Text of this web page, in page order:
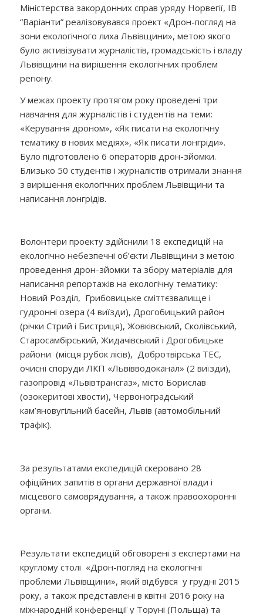
Міністерства закордонних справ уряду Норвегії, ІВ
“Варіанти” реалізовувався проект «Дрон-погляд на
зони екологічного лиха Львівщини», метою якого
було активізувати журналістів, громадськість і владу
Львівщини на вирішення екологічних проблем
регіону.
У межах проекту протягом року проведені три
навчання для журналістів і студентів на теми:
«Керування дроном», «Як писати на екологічну
тематику в нових медіях», «Як писати лонгріди».
Було підготовлено 6 операторів дрон-зйомки.
Близько 50 студентів і журналістів отримали знання
з вирішення екологічних проблем Львівщини та
написання лонгрідів.
Волонтери проекту здійснили 18 експедицій на
екологічно небезпечні об’єкти Львівщини з метою
проведення дрон-зйомки та збору матеріалів для
написання репортажів на екологічну тематику:
Новий Розділ, Грибовицьке сміттєзвалище і
гудронні озера (4 виїзди), Дрогобицький район
(річки Стрий і Бистриця), Жовківський, Сколівський,
Старосамбірський, Жидачівський і Дрогобицьке
райони (місця рубок лісів), Добротвірська ТЕС,
очисні споруди ЛКП «Львівводоканал» (2 виїзди),
газопровід «Львівтрансгаз», місто Борислав
(озокеритові хвости), Червоноградський
кам’яновугільний басейн, Львів (автомобільний
трафік).
За результатами експедицій скеровано 28
офіційних запитів в органи державної влади і
місцевого самоврядування, а також правоохоронні
органи.
Результати експедицій обговорені з експертами на
круглому столі «Дрон-погляд на екологічні
проблеми Львівщини», який відбувся у грудні 2015
року, а також представлені в квітні 2016 року на
міжнародній конференції у Торуні (Польща) та